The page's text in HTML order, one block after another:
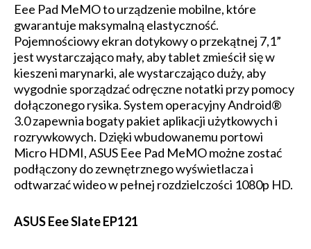
Eee Pad MeMO to urządzenie mobilne, które
gwarantuje maksymalną elastyczność.
Pojemnościowy ekran dotykowy o przekątnej 7,1”
jest wystarczająco mały, aby tablet zmieścił się w
kieszeni marynarki, ale wystarczająco duży, aby
wygodnie sporządzać odręczne notatki przy pomocy
dołączonego rysika. System operacyjny Android®
3.0 zapewnia bogaty pakiet aplikacji użytkowych i
rozrywkowych. Dzięki wbudowanemu portowi
Micro HDMI, ASUS Eee Pad MeMO możne zostać
podłączony do zewnętrznego wyświetlacza i
odtwarzać wideo w pełnej rozdzielczości 1080p HD.
ASUS Eee Slate EP121